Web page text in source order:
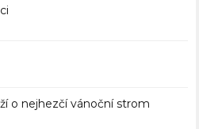
o nejhezčí vánoční strom